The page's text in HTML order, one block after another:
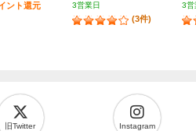
ント還元
3営業日
(3件)
3営
旧Twitter Instagram